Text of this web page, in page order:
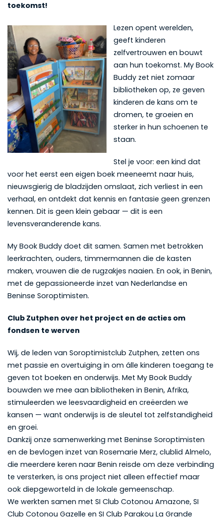
toekomst!
Lezen opent werelden,
geeft kinderen
zelfvertrouwen en bouwt
aan hun toekomst. My Book
Buddy zet niet zomaar
bibliotheken op, ze geven
kinderen de kans om te
dromen, te groeien en
sterker in hun schoenen te
staan.
Stel je voor: een kind dat
voor het eerst een eigen boek meeneemt naar huis,
nieuwsgierig de bladzijden omslaat, zich verliest in een
verhaal, en ontdekt dat kennis en fantasie geen grenzen
kennen. Dit is geen klein gebaar — dit is een
levensveranderende kans.
My Book Buddy doet dit samen. Samen met betrokken
leerkrachten, ouders, timmermannen die de kasten
maken, vrouwen die de rugzakjes naaien. En ook, in Benin,
met de gepassioneerde inzet van Nederlandse en
Beninse Soroptimisten.
Club Zutphen over het project en de acties om
fondsen te werven
Wij, de leden van Soroptimistclub Zutphen, zetten ons
met passie en overtuiging in om álle kinderen toegang te
geven tot boeken en onderwijs. Met My Book Buddy
bouwden we mee aan bibliotheken in Benin, Afrika,
stimuleerden we leesvaardigheid en creëerden we
kansen — want onderwijs is de sleutel tot zelfstandigheid
en groei.
Dankzij onze samenwerking met Beninse Soroptimisten
en de bevlogen inzet van Rosemarie Merz, clublid Almelo,
die meerdere keren naar Benin reisde om deze verbinding
te versterken, is ons project niet alleen effectief maar
ook diepgeworteld in de lokale gemeenschap.
We werkten samen met SI Club Cotonou Amazone, SI
Club Cotonou Gazelle en SI Club Parakou La Grande